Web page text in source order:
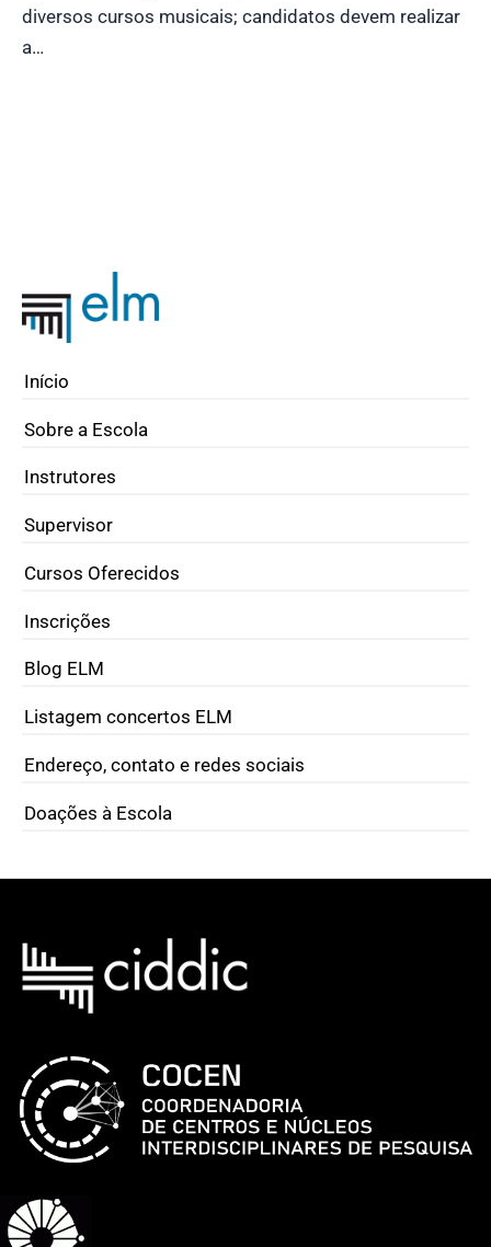
Início
Sobre a Escola
Instrutores
Supervisor
Cursos Oferecidos
Inscrições
Blog ELM
Listagem concertos ELM
Endereço, contato e redes sociais
Doações à Escola
diversos cursos musicais; candidatos devem realizar
a…